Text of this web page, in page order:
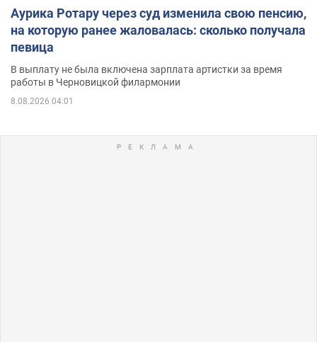
Аурика Ротару через суд изменила свою пенсию,
на которую ранее жаловалась: сколько получала
певица
В выплату не была включена зарплата артистки за время
работы в Черновицкой филармонии
8.08.2026 04:01